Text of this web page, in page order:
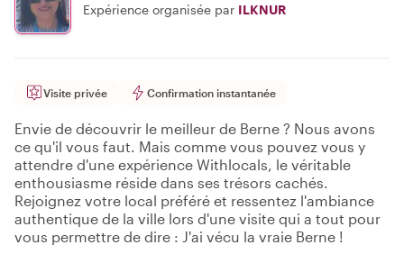
Expérience organisée par ILKNUR
Visite privée Confirmation instantanée
Envie de découvrir le meilleur de Berne ? Nous avons
ce qu'il vous faut. Mais comme vous pouvez vous y
attendre d'une expérience Withlocals, le véritable
enthousiasme réside dans ses trésors cachés.
Rejoignez votre local préféré et ressentez l'ambiance
authentique de la ville lors d'une visite qui a tout pour
vous permettre de dire : J'ai vécu la vraie Berne !